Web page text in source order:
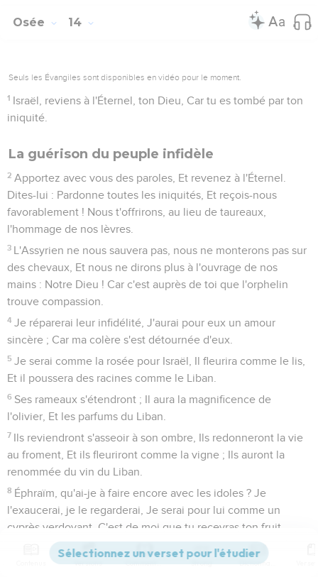
Osée 14
Seuls les Évangiles sont disponibles en vidéo pour le moment.
1 Israël, reviens à l'Éternel, ton Dieu, Car tu es tombé par ton
iniquité.
La guérison du peuple infidèle
2 Apportez avec vous des paroles, Et revenez à l'Éternel.
Dites-lui : Pardonne toutes les iniquités, Et reçois-nous
favorablement ! Nous t'offrirons, au lieu de taureaux,
l'hommage de nos lèvres.
3 L'Assyrien ne nous sauvera pas, nous ne monterons pas sur
des chevaux, Et nous ne dirons plus à l'ouvrage de nos
mains : Notre Dieu ! Car c'est auprès de toi que l'orphelin
trouve compassion.
4 Je réparerai leur infidélité, J'aurai pour eux un amour
sincère ; Car ma colère s'est détournée d'eux.
5 Je serai comme la rosée pour Israël, Il fleurira comme le lis,
Et il poussera des racines comme le Liban.
6 Ses rameaux s'étendront ; Il aura la magnificence de
l'olivier, Et les parfums du Liban.
7 Ils reviendront s'asseoir à son ombre, Ils redonneront la vie
au froment, Et ils fleuriront comme la vigne ; Ils auront la
renommée du vin du Liban.
8 Éphraïm, qu'ai-je à faire encore avec les idoles ? Je
l'exaucerai, je le regarderai, Je serai pour lui comme un
cyprès verdoyant. C'est de moi que tu recevras ton fruit.
Que celui qui est sage prenne garde à ces choses ! Que
celui qui est intelligent les comprenne ! Car les voies de
Versions Commentaires Strong